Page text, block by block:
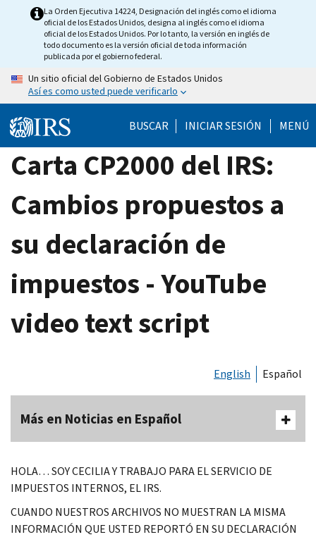
La Orden Ejecutiva 14224, Designación del inglés como el idioma
oficial de los Estados Unidos, designa al inglés como el idioma
oficial de los Estados Unidos. Por lo tanto, la versión en inglés de
todo documento es la versión oficial de toda información
publicada por el gobierno federal.
Un sitio oficial del Gobierno de Estados Unidos
Así es como usted puede verificarlo
BUSCAR INICIAR SESIÓN MENÚ
Carta CP2000 del IRS:
Cambios propuestos a
su declaración de
impuestos - YouTube
video text script
English Español
Más en Noticias en Español
HOLA… SOY CECILIA Y TRABAJO PARA EL SERVICIO DE
IMPUESTOS INTERNOS, EL IRS.
CUANDO NUESTROS ARCHIVOS NO MUESTRAN LA MISMA
INFORMACIÓN QUE USTED REPORTÓ EN SU DECLARACIÓN